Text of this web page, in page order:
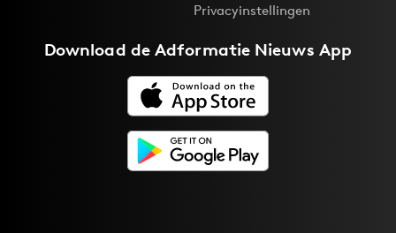
Privacyinstellingen
Download deAdformatie Nieuws App